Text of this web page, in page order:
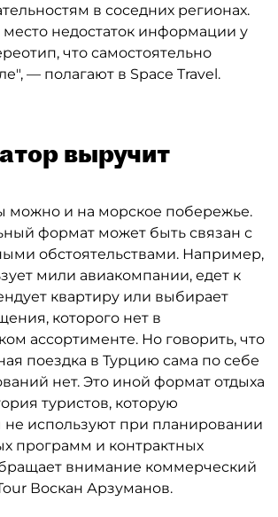
в соседних регионах.
недостаток информации у
что самостоятельно
— полагают в Space Travel.
выручит
можно и на морское побережье.
формат может быть связан с
обстоятельствами. Например,
мили авиакомпании, едет к
квартиру или выбирает
которого нет в
ассортименте. Но говорить, что
поездка в Турцию сама по себе
нет. Это иной формат отдыха
туристов, которую
не используют при планировании
программ и контрактных
внимание коммерческий
Воскан Арзуманов.